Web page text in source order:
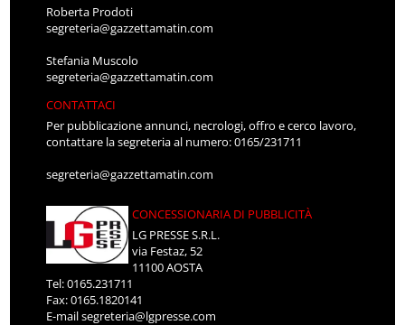
Roberta Prodoti
segreteria@gazzettamatin.com
Stefania Muscolo
segreteria@gazzettamatin.com
CONTATTACI
Per pubblicazione annunci, necrologi, offro e cerco lavoro,
contattare la segreteria al numero: 0165/231711
segreteria@gazzettamatin.com
CONCESSIONARIA DI PUBBLICITÀ
LG PRESSE S.R.L.
via Festaz, 52
11100 AOSTA
Tel: 0165.231711
Fax: 0165.1820141
E-mailsegreteria@lgpresse.com